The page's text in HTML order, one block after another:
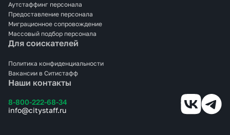
Наши контакты
8-800-222-68-34
info@citystaff.ru
Аутстаффинг персонала
Предоставление персонала
Миграционное сопровождение
Массовый подбор персонала
Для соискателей
Политика конфиденциальности
Вакансии в Ситистафф